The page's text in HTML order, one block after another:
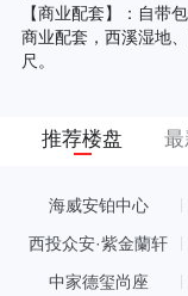
【商业配套】：自带
商业配套，西溪湿地
尺。
推荐楼盘
海威安铂中心
西投众安·紫金蘭轩
中家德玺尚座